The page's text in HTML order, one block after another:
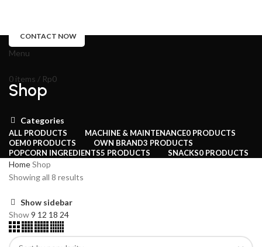
CONTACT NOW
Menu
0 items / Rp0
Shop
Categories
ALL PRODUCTS MACHINE & MAINTENANCE0 PRODUCTS
OEM0 PRODUCTS OWN BRAND3 PRODUCTS
POPCORN INGREDIENTS5 PRODUCTS SNACKS0 PRODUCTS
HomeShop
Showing all 8 results
Show sidebar
Show9 12 18 24